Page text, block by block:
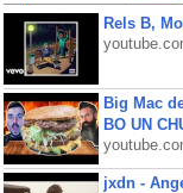
Rels B,
Big Mac
BO UN
jxdn -